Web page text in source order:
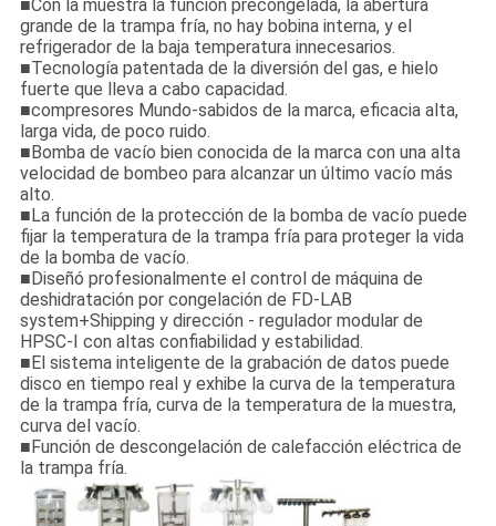
■Con la muestra la función precongelada, la abertura
grande de la trampa fría, no hay bobina interna, y el
refrigerador de la baja temperatura innecesarios.
■Tecnología patentada de la diversión del gas, e hielo
fuerte que lleva a cabo capacidad.
■compresores Mundo-sabidos de la marca, eficacia alta,
larga vida, de poco ruido.
■Bomba de vacío bien conocida de la marca con una alta
velocidad de bombeo para alcanzar un último vacío más
alto.
■La función de la protección de la bomba de vacío puede
fijar la temperatura de la trampa fría para proteger la vida
de la bomba de vacío.
■Diseñó profesionalmente el control de máquina de
deshidratación por congelación de FD-LAB
system+Shipping y dirección - regulador modular de
HPSC-I con altas confiabilidad y estabilidad.
■El sistema inteligente de la grabación de datos puede
disco en tiempo real y exhibe la curva de la temperatura
de la trampa fría, curva de la temperatura de la muestra,
curva del vacío.
■Función de descongelación de calefacción eléctrica de
la trampa fría.